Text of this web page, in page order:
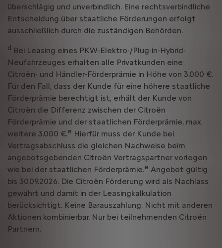
überschlägig und unverbindlich. Eine rechtsverbindliche
Entscheidung über staatliche Förderungen erfolgt
ausschließlich durch die zuständigen Behörden.
d Bei Leasing eines PKW-Elektro-/Plug-in-Hybrid-
Neufahrzeuges erhalten alle Privatkunden eine
Citroën- und Händler-Förderprämie in Höhe von 3.000 €.
Für den Fall, dass der Kunde für eine höhere staatliche
Förderprämie berechtigt ist, erhält der Kunde von
Citroën die Differenz zwischen der Citroën
Förderprämie und der staatlichen Förderprämie, max.
weitere 3.000 €.e Hierfür muss der Kunde bei
Vertragsabschluss die gleichen Nachweise beim
angebotsgebenden Citroën Vertragspartner vorlegen
wie bei der staatlichen Förderprämie.e Angebot gültig
bis 30.09.2026. Die Citroën Förderung wird als Nachlass
gewährt und damit in der Leasingkalkulation
berücksichtigt. Keine Barauszahlung. Nicht mit anderen
Aktionen kombinierbar. Nur bei teilnehmenden Citroën
Partnern.